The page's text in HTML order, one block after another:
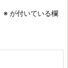
※ が付いている欄